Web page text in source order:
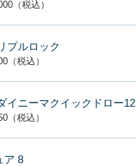
（税込）
プルロック
（税込）
イニーマクイックドロー12
（税込）
ア 8